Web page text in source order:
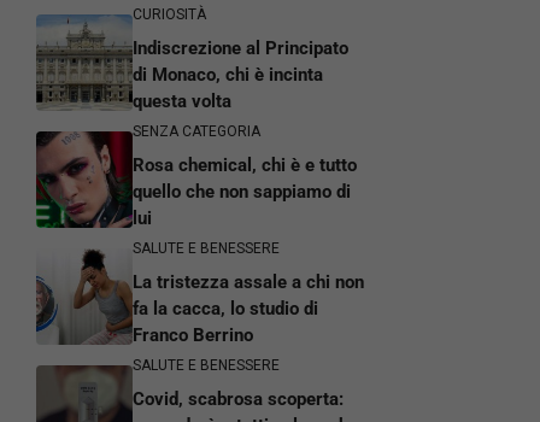
CURIOSITÀ
Indiscrezione al Principato
di Monaco, chi è incinta
questa volta
SENZA CATEGORIA
Rosa chemical, chi è e tutto
quello che non sappiamo di
lui
SALUTE E BENESSERE
La tristezza assale a chi non
fa la cacca, lo studio di
Franco Berrino
SALUTE E BENESSERE
Covid, scabrosa scoperta: